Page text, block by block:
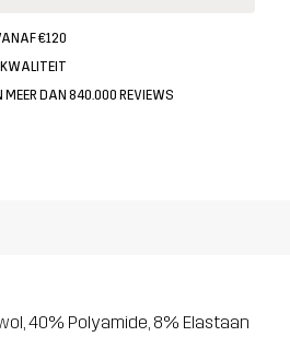
€120
MEER DAN 840.000 REVIEWS
40% Polyamide, 8% Elastaan